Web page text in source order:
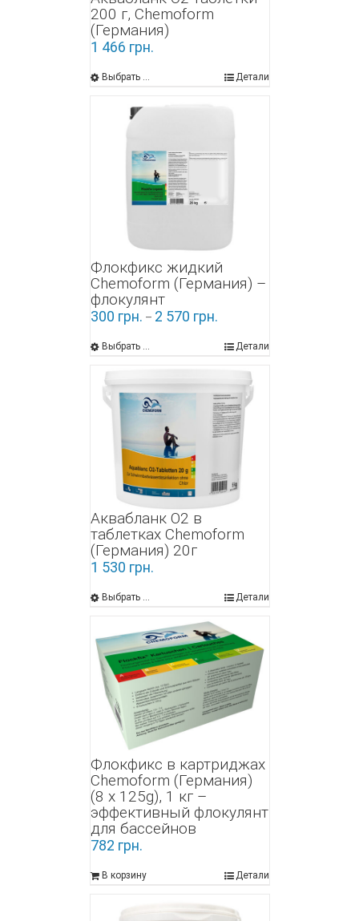
200 г, Chemoform
(Германия)
1 466 грн.
Выбрать ... Детали
Флокфикс жидкий
Chemoform (Германия) –
флокулянт
300 грн. – 2 570 грн.
Выбрать ... Детали
Аквабланк О2 в
таблетках Chemoform
(Германия) 20г
1 530 грн.
Выбрать ... Детали
Флокфикс в картриджах
Chemoform (Германия)
(8 x 125g), 1 кг –
эффективный флокулянт
для бассейнов
782 грн.
В корзину Детали